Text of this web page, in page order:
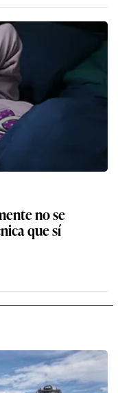
no se
que sí